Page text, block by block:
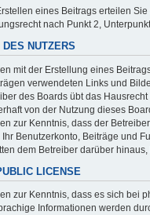
eines Beitrags erteilen
nach Punkt 2,
NUTZERS
mit der Erstellung eines
verwendeten Links und
des Boards übt das
von der Nutzung dieses
zur Kenntnis, dass der
Ihr Benutzerkonto, Beiträge und
dem Betreiber darüber
LICENSE
zur Kenntnis, dass es sich bei
Informationen werden